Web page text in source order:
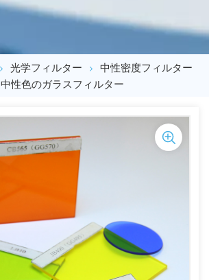
光学フィルター
中性密度フィルター
中性色のガラスフィルター